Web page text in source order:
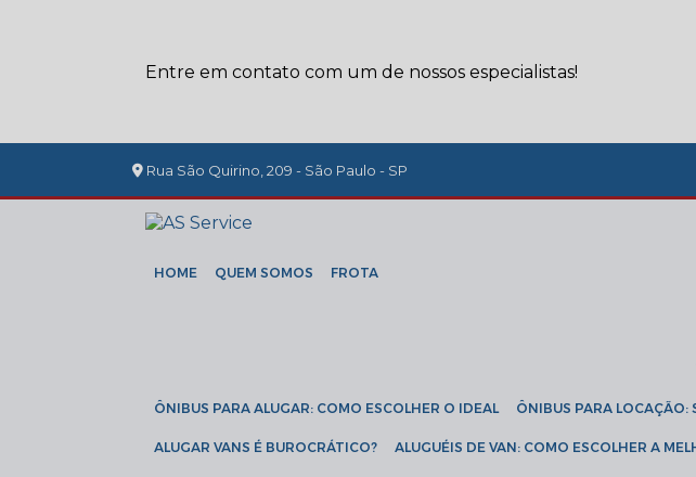
Entre em contato com um de nossos especialistas!
Rua São Quirino, 209 - São Paulo - SP
HOME QUEM SOMOS FROTA
ÔNIBUS PARA ALUGAR: COMO ESCOLHER O IDEAL ÔNIBUS PARA
ALUGAR VANS É BUROCRÁTICO? ALUGUÉIS DE VAN: COMO ESCOLHER A